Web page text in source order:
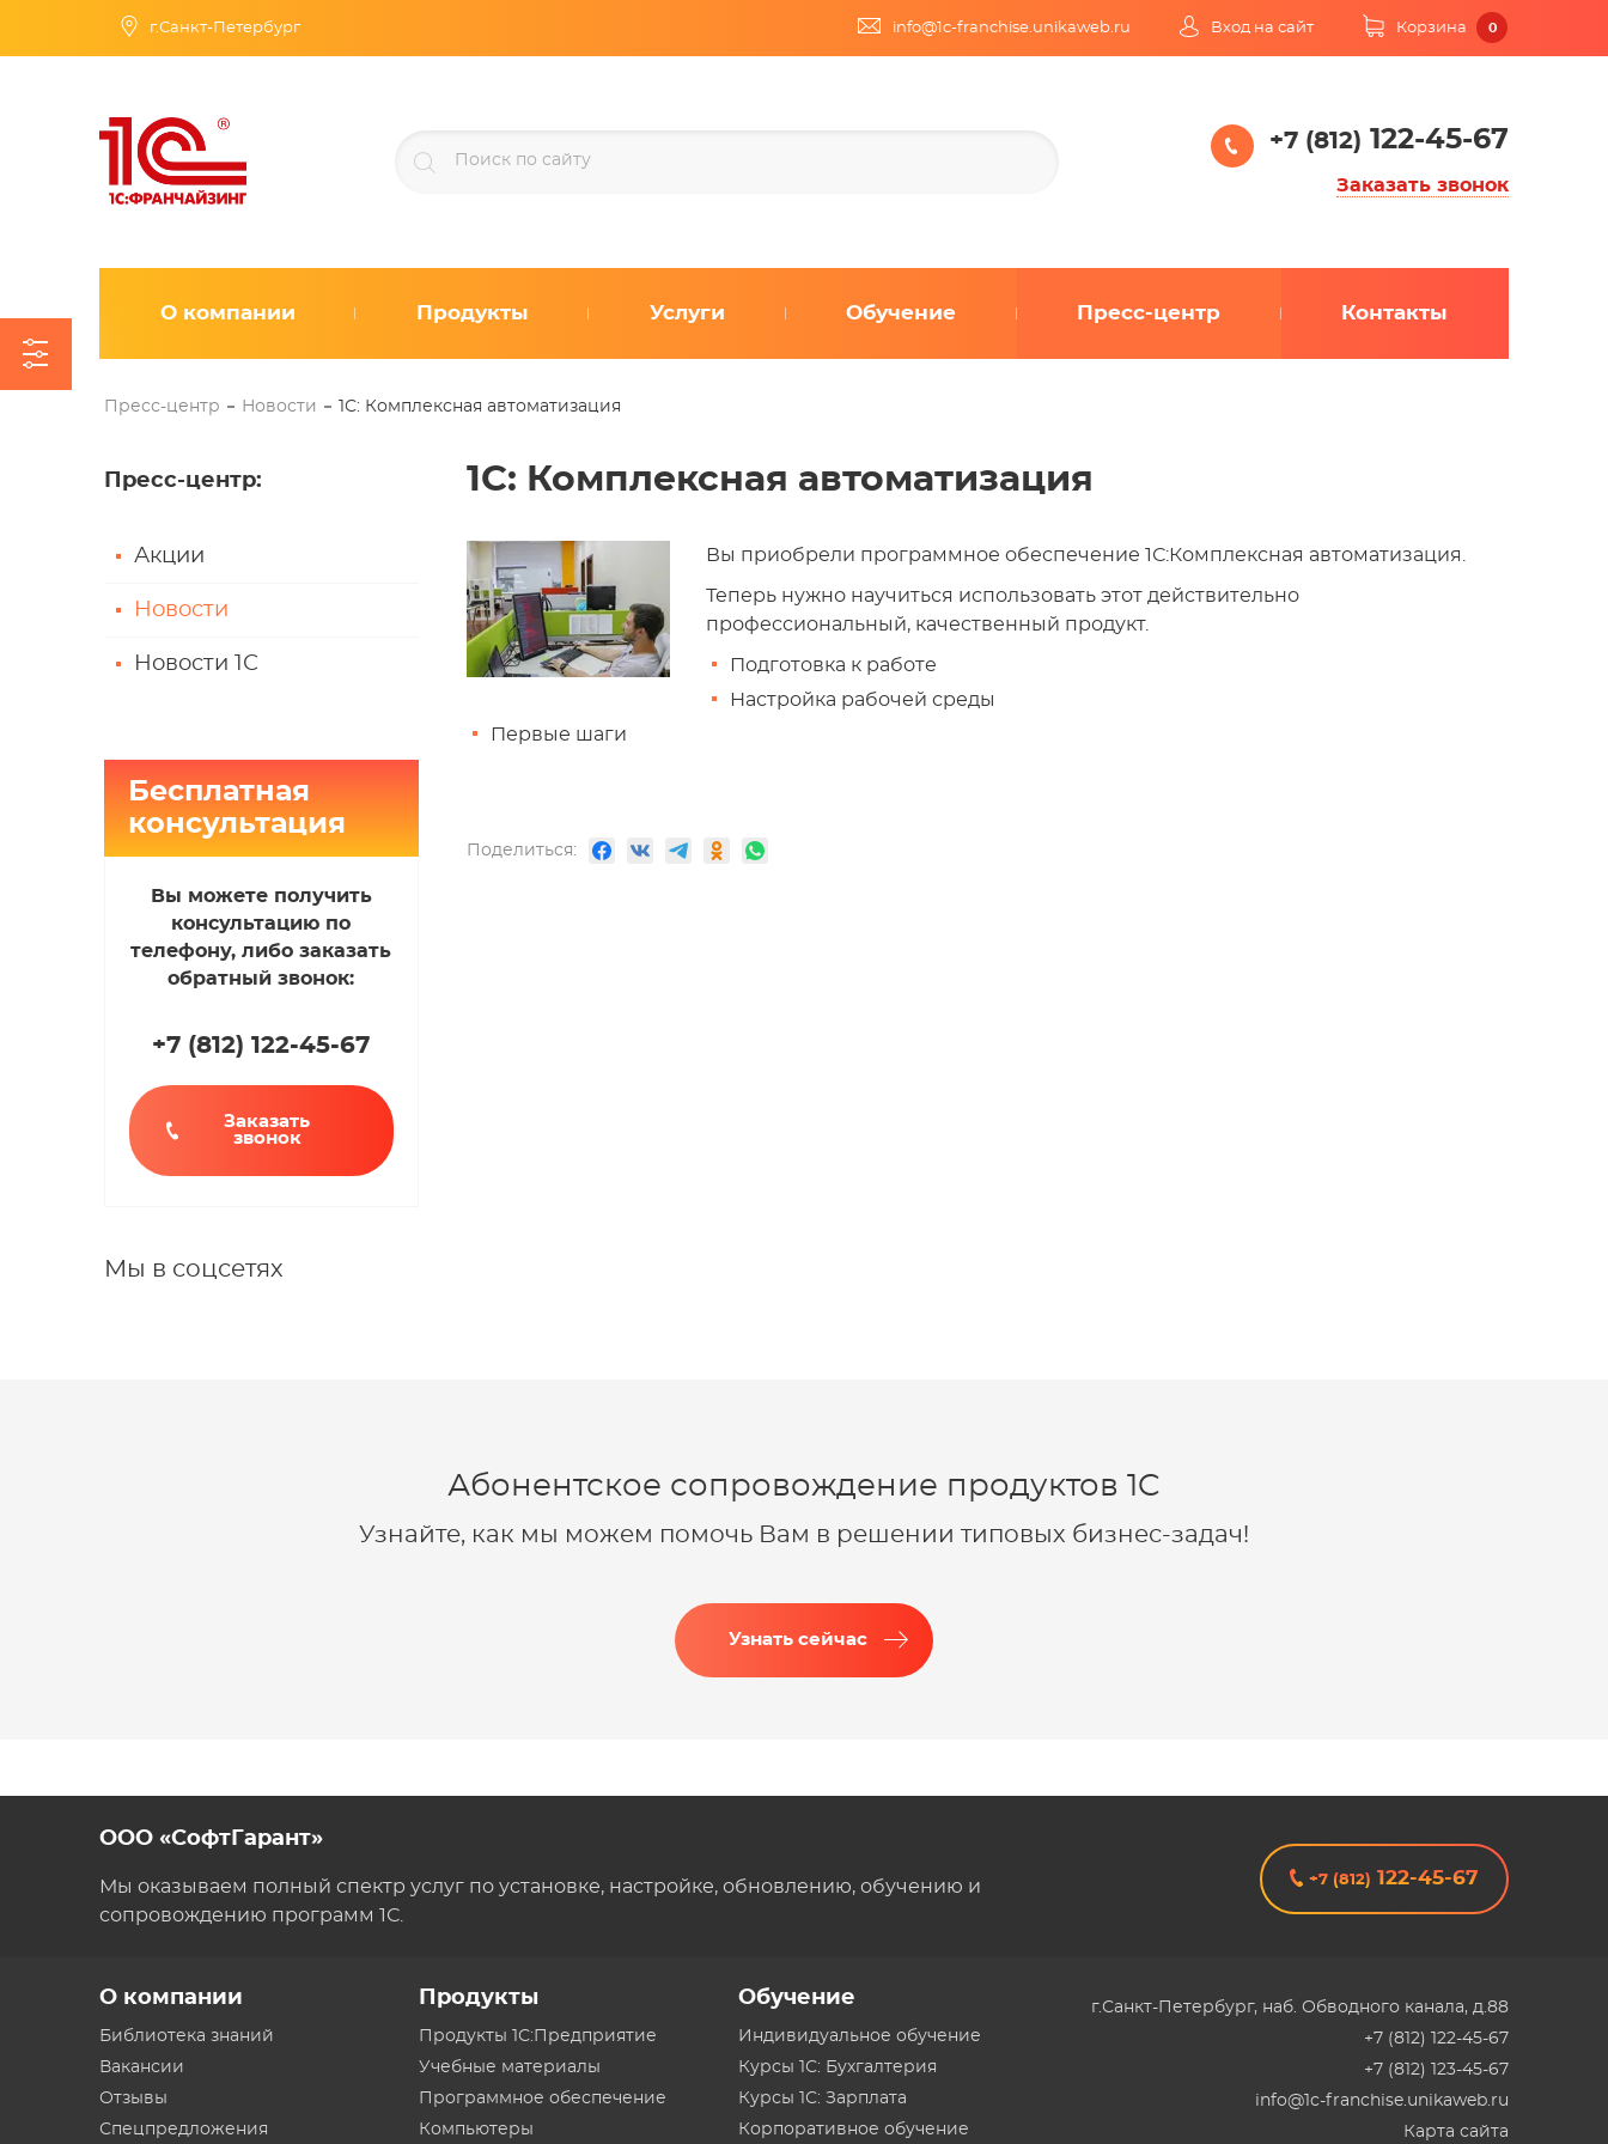
г.Санкт-Петербург info@1c-franchise.unikaweb.ru Вход на сайт Корзина 0
+7 (812) 122-45-67
Заказать звонок
О компании Продукты Услуги Обучение Пресс-центр Контакты
Пресс-центр Новости 1С: Комплексная автоматизация
Пресс-центр:
Акции
Новости
Новости 1С
Бесплатная
консультация
Вы можете получить
консультацию по
телефону, либо заказать
обратный звонок:
+7 (812)122-45-67
Заказать
звонок
Мы в соцсетях
1С: Комплексная автоматизация
Вы приобрели программное обеспечение 1С:Комплексная автоматизация.
Теперь нужно научиться использовать этот действительно
профессиональный, качественный продукт.
Подготовка к работе
Настройка рабочей среды
Первые шаги
Поделиться:
Абонентское сопровождение продуктов 1C
Узнайте, как мы можем помочь Вам в решении типовых бизнес-задач!
Узнать сейчас
ООО «СофтГарант»
Мы оказываем полный спектр услуг по установке, настройке, обновлению, обучению и
сопровождению программ 1С.
+7 (812) 122-45-67
О компании
Библиотека знаний
Вакансии
Отзывы
Спецпредложения
Продукты
Продукты 1С:Предприятие
Учебные материалы
Программное обеспечение
Компьютеры
Обучение
Индивидуальное обучение
Курсы 1С: Бухгалтерия
Курсы 1С: Зарплата
Корпоративное обучение
г.Санкт-Петербург, наб. Обводного канала, д.88
+7 (812) 122-45-67
+7 (812) 123-45-67
info@1c-franchise.unikaweb.ru
Карта сайта